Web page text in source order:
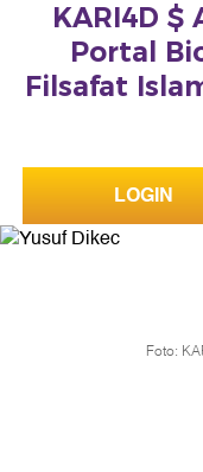
Loading...KARI4D $
Portal
Filsafat
LOGIN
Foto: